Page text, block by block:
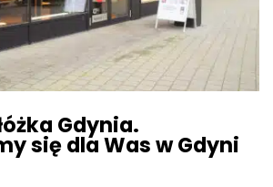
Gdynia.
się dla Was w Gdyni